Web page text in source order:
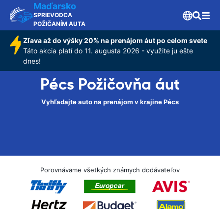
Maďarsko
SPRIEVODCA
POŽIČANÍM AUTA
Zľava až do výšky 20% na prenájom áut po celom svete
Táto akcia platí do 11. augusta 2026 - využite ju ešte
dnes!
Pécs Požičovňa áut
Vyhľadajte auto na prenájom v krajine Pécs
Porovnávame všetkých známych dodávateľov